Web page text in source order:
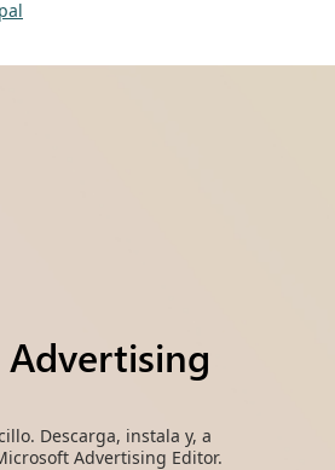
Descarga, instala y, a
Advertising Editor.